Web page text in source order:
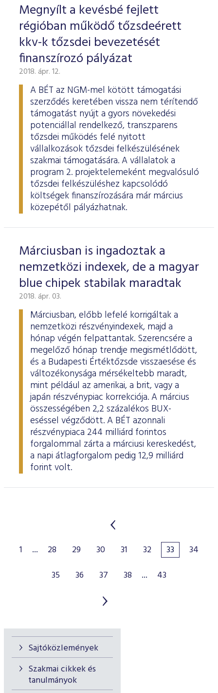
Sajtóközlemények
Szakmai cikkek és
tanulmányok
Megnyílt a kevésbé fejlett
régióban működő tőzsdeérett
kkv-k tőzsdei bevezetését
finanszírozó pályázat
2018. ápr. 12.
A BÉT az NGM-mel kötött támogatási
szerződés keretében vissza nem térítendő
támogatást nyújt a gyors növekedési
potenciállal rendelkező, transzparens
tőzsdei működés felé nyitott
vállalkozások tőzsdei felkészülésének
szakmai támogatására. A vállalatok a
program 2. projektelemeként megvalósuló
tőzsdei felkészüléshez kapcsolódó
költségek finanszírozására már március
közepétől pályázhatnak.
Márciusban is ingadoztak a
nemzetközi indexek, de a magyar
blue chipek stabilak maradtak
2018. ápr. 03.
Márciusban, előbb lefelé korrigáltak a
nemzetközi részvényindexek, majd a
hónap végén felpattantak. Szerencsére a
megelőző hónap trendje megismétlődött,
és a Budapesti Értéktőzsde visszaesése és
változékonysága mérsékeltebb maradt,
mint például az amerikai, a brit, vagy a
japán részvénypiac korrekciója. A március
összességében 2,2 százalékos BUX-
eséssel végződött. A BÉT azonnali
részvénypiaca 244 milliárd forintos
forgalommal zárta a márciusi kereskedést,
a napi átlagforgalom pedig 12,9 milliárd
forint volt.
1 ... 28 29 30 31 32 33
34
35
36 37 38 ... 43